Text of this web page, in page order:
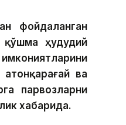
фойдаланган
қўшма ҳудудий
ва
парвозларни
хабарида.